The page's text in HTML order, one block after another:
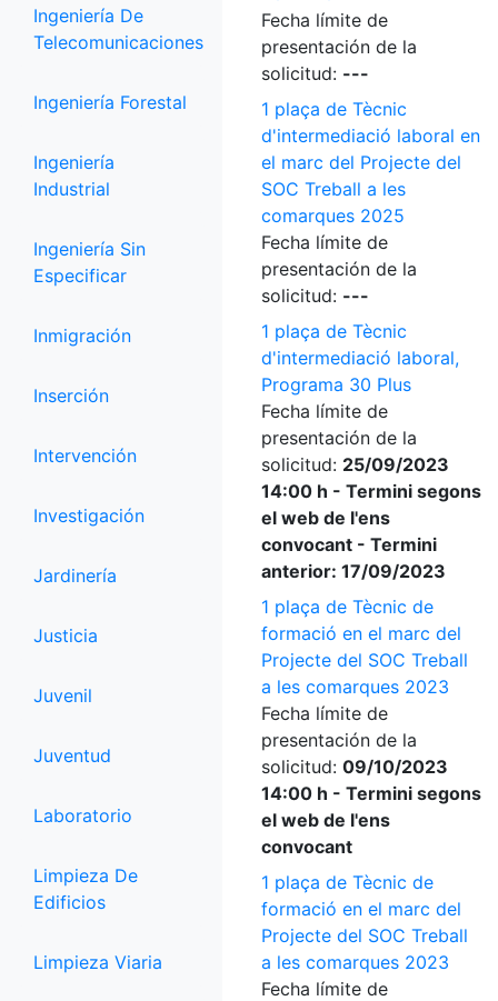
Ingeniería De
Telecomunicaciones
Ingeniería Forestal
Ingeniería
Industrial
Ingeniería Sin
Especificar
Inmigración
Inserción
Intervención
Investigación
Jardinería
Justicia
Juvenil
Juventud
Laboratorio
Limpieza De
Edificios
Limpieza Viaria
Fecha límite de
presentación de la
solicitud: ---
1 plaça de Tècnic
d'intermediació laboral en
el marc del Projecte del
SOC Treball a les
comarques 2025
Fecha límite de
presentación de la
solicitud: ---
1 plaça de Tècnic
d'intermediació laboral,
Programa 30 Plus
Fecha límite de
presentación de la
solicitud: 25/09/2023
14:00 h - Termini segons
el web de l'ens
convocant - Termini
anterior: 17/09/2023
1 plaça de Tècnic de
formació en el marc del
Projecte del SOC Treball
a les comarques 2023
Fecha límite de
presentación de la
solicitud: 09/10/2023
14:00 h - Termini segons
el web de l'ens
convocant
1 plaça de Tècnic de
formació en el marc del
Projecte del SOC Treball
a les comarques 2023
Fecha límite de